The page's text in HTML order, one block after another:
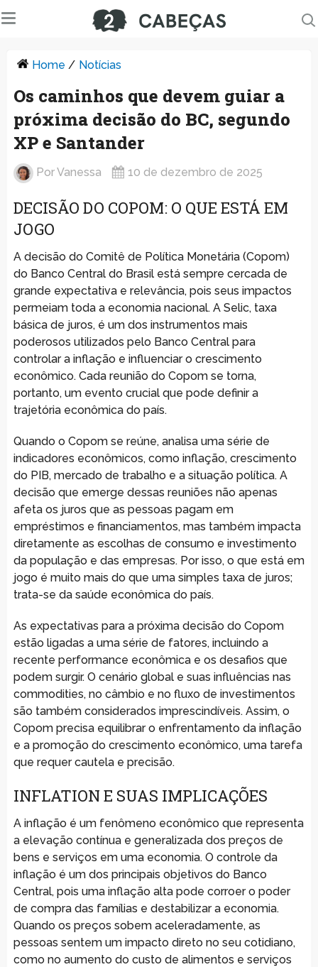
Home / Notícias
Os caminhos que devem guiar a
próxima decisão do BC, segundo
XP e Santander
PorVanessa 10 de dezembro de 2025
DECISÃO DO COPOM: O QUE ESTÁ EM
JOGO
A decisão do Comitê de Política Monetária (Copom)
do Banco Central do Brasil está sempre cercada de
grande expectativa e relevância, pois seus impactos
permeiam toda a economia nacional. A Selic, taxa
básica de juros, é um dos instrumentos mais
poderosos utilizados pelo Banco Central para
controlar a inflação e influenciar o crescimento
econômico. Cada reunião do Copom se torna,
portanto, um evento crucial que pode definir a
trajetória econômica do país.
Quando o Copom se reúne, analisa uma série de
indicadores econômicos, como inflação, crescimento
do PIB, mercado de trabalho e a situação política. A
decisão que emerge dessas reuniões não apenas
afeta os juros que as pessoas pagam em
empréstimos e financiamentos, mas também impacta
diretamente as escolhas de consumo e investimento
da população e das empresas. Por isso, o que está em
jogo é muito mais do que uma simples taxa de juros;
trata-se da saúde econômica do país.
As expectativas para a próxima decisão do Copom
estão ligadas a uma série de fatores, incluindo a
recente performance econômica e os desafios que
podem surgir. O cenário global e suas influências nas
commodities, no câmbio e no fluxo de investimentos
são também considerados imprescindíveis. Assim, o
Copom precisa equilibrar o enfrentamento da inflação
e a promoção do crescimento econômico, uma tarefa
que requer cautela e precisão.
INFLATION E SUAS IMPLICAÇÕES
A inflação é um fenômeno econômico que representa
a elevação contínua e generalizada dos preços de
bens e serviços em uma economia. O controle da
inflação é um dos principais objetivos do Banco
Central, pois uma inflação alta pode corroer o poder
de compra das famílias e destabilizar a economia.
Quando os preços sobem aceleradamente, as
pessoas sentem um impacto direto no seu cotidiano,
como no aumento do custo de alimentos e serviços